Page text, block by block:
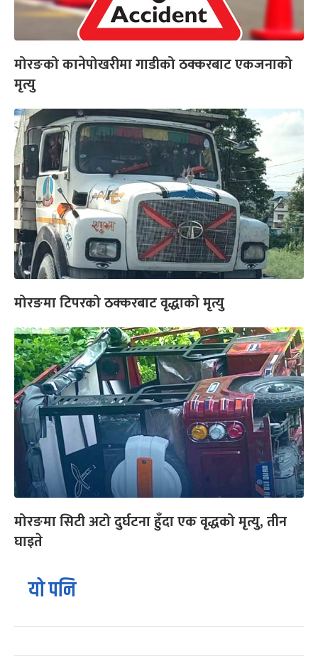
मोरङको कानेपोखरीमा गाडीको ठक्करबाट एकजनाको
मृत्यु
मोरङमा टिपरको ठक्करबाट वृद्धाको मृत्यु
मोरङमा सिटी अटो दुर्घटना हुँदा एक वृद्धको मृत्यु, तीन
घाइते
यो पनि